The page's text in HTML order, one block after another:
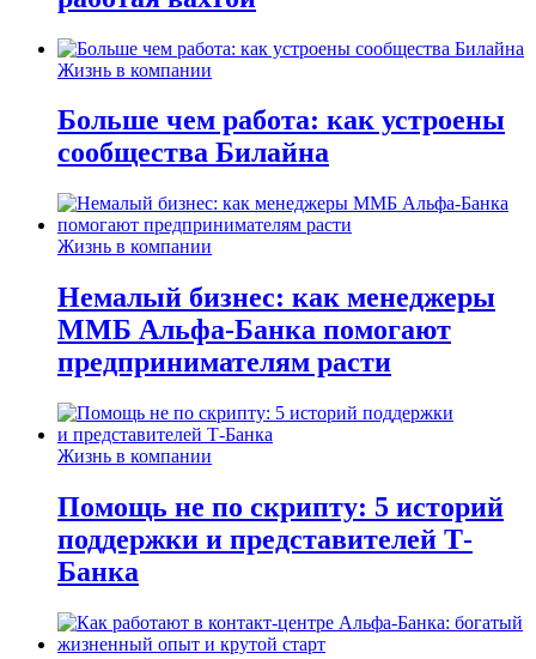
Жизнь в компании
Больше чем работа: как устроены
сообщества Билайна
Жизнь в компании
Немалый бизнес: как менеджеры
ММБ Альфа-Банка помогают
предпринимателям расти
Жизнь в компании
Помощь не по скрипту: 5 историй
поддержки и представителей Т-
Банка